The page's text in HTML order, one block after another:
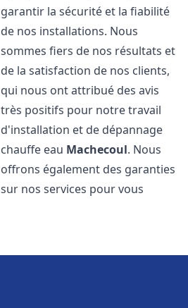
garantir la sécurité et la fiabilité
de nos installations. Nous
sommes fiers de nos résultats et
de la satisfaction de nos clients,
qui nous ont attribué des avis
très positifs pour notre travail
d'installation et de dépannage
chauffe eau Machecoul. Nous
offrons également des garanties
sur nos services pour vous